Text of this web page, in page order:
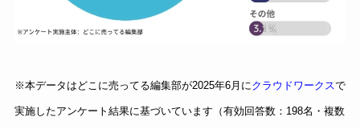
※本データはどこに売ってる編集部が2025年6月にクラウドワークスで
実施したアンケート結果に基づいています（有効回答数：198名・複数